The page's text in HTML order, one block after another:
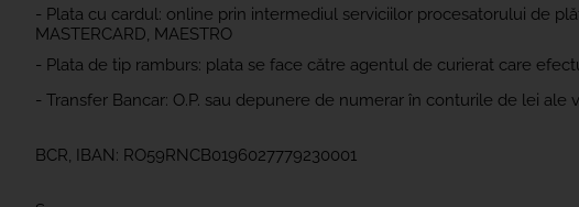
- Plata cu cardul: online prin intermediul serviciilor procesatorului de
MASTERCARD, MAESTRO
- Plata de tip ramburs: plata se face către agentul de curierat care
- Transfer Bancar: O.P. sau depunere de numerar în conturile de lei ale
BCR, IBAN: RO59RNCB0196027779230001